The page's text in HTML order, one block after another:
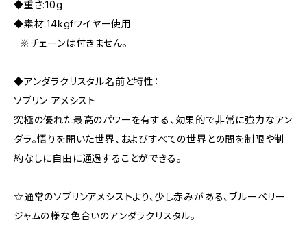
◆重さ:10g
◆素材:14kgfワイヤー使用
※チェーンは付きません。
◆アンダラクリスタル名前と特性：
ソブリン アメシスト
究極の優れた最高のパワーを有する、効果的で非常に強力なアン
ダラ。悟りを開いた世界、およびすべての世界との間を制限や制
約なしに自由に通過することができる。
☆通常のソブリンアメシストより、少し赤みがある、ブルーベリー
ジャムの様な色合いのアンダラクリスタル。